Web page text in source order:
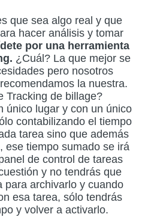
que sea algo real y que
hacer análisis y tomar
por una herramienta
¿Cuál? La que mejor se
pero nosotros
la nuestra.
Tracking de billage?
único lugar y con un único
contabilizando el tiempo
tarea sino que además
ese tiempo sumado se irá
de control de tareas
y no tendrás que
para archivarlo y cuando
esa tarea, sólo tendrás
y volver a activarlo.